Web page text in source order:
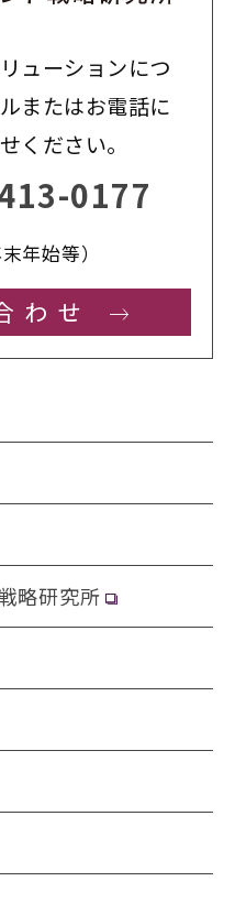
ューションにつ
またはお電話に
ください。
0177
年始等）
わせ
略研究所